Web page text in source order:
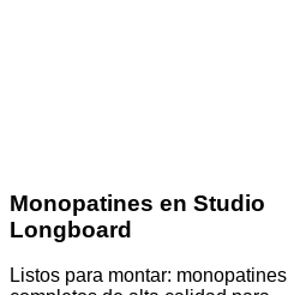
Monopatines en Studio
Longboard
Listos para montar: monopatines